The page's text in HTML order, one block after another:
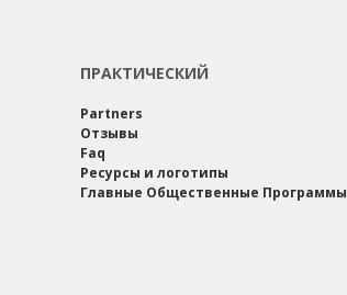
ПРАКТИЧЕСКИЙ
Partners
Отзывы
Faq
Ресурсы и логотипы
Главные Общественные Программы